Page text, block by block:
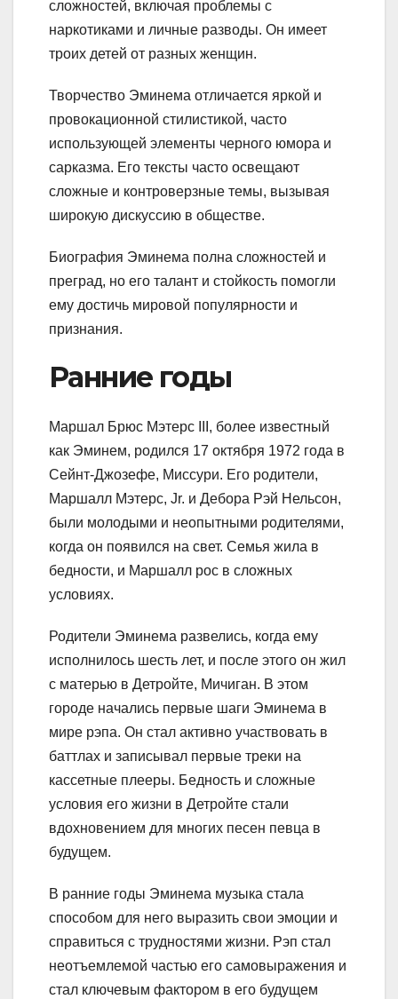
сложностей, включая проблемы с
наркотиками и личные разводы. Он имеет
троих детей от разных женщин.
Творчество Эминема отличается яркой и
провокационной стилистикой, часто
использующей элементы черного юмора и
сарказма. Его тексты часто освещают
сложные и контроверзные темы, вызывая
широкую дискуссию в обществе.
Биография Эминема полна сложностей и
преград, но его талант и стойкость помогли
ему достичь мировой популярности и
признания.
Ранние годы
Маршал Брюс Мэтерс III, более известный
как Эминем, родился 17 октября 1972 года в
Сейнт-Джозефе, Миссури. Его родители,
Маршалл Мэтерс, Jr. и Дебора Рэй Нельсон,
были молодыми и неопытными родителями,
когда он появился на свет. Семья жила в
бедности, и Маршалл рос в сложных
условиях.
Родители Эминема развелись, когда ему
исполнилось шесть лет, и после этого он жил
с матерью в Детройте, Мичиган. В этом
городе начались первые шаги Эминема в
мире рэпа. Он стал активно участвовать в
баттлах и записывал первые треки на
кассетные плееры. Бедность и сложные
условия его жизни в Детройте стали
вдохновением для многих песен певца в
будущем.
В ранние годы Эминема музыка стала
способом для него выразить свои эмоции и
справиться с трудностями жизни. Рэп стал
неотъемлемой частью его самовыражения и
стал ключевым фактором в его будущем